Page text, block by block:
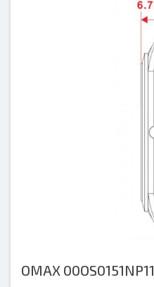
OMAX 00OS0151NP11